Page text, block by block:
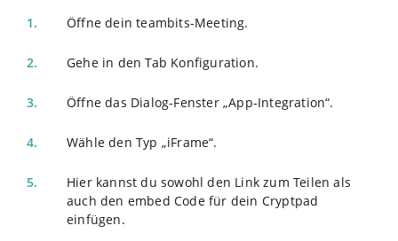
Öffne dein teambits-Meeting.
Gehe in den Tab Konfiguration.
Öffne das Dialog-Fenster „App-Integration“.
Wähle den Typ „iFrame“.
Hier kannst du sowohl den Link zum Teilen als
auch den embed Code für dein Cryptpad
einfügen.